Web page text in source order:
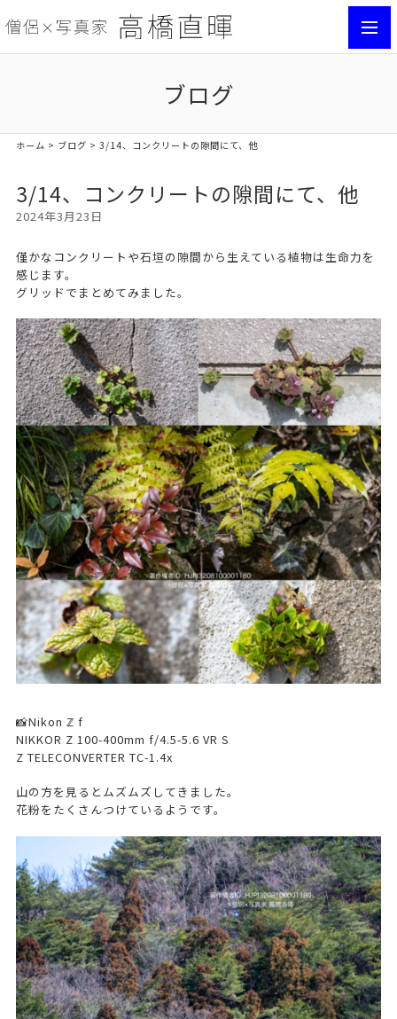
ブログ
ホーム > ブログ > 3/14、コンクリートの隙間にて、他
3/14、コンクリートの隙間にて、他
2024年3月23日
僅かなコンクリートや石垣の隙間から生えている植物は生命力を
感じます。
グリッドでまとめてみました。
📸Nikon ℤ f
NIKKOR Z 100-400mm f/4.5-5.6 VR S
Z TELECONVERTER TC-1.4x
山の方を見るとムズムズしてきました。
花粉をたくさんつけているようです。